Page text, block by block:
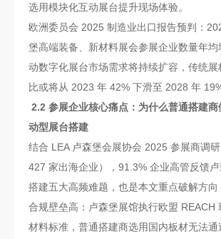
选用模块化互动展台提升现场体验。
欧洲委员会 2025 制造业出口报告预判：
堡高端装备、新材料展会参展企业数量年均
动数字化展台市场需求将持续扩容，传统展
比或将从 2023 年 42% 下滑至 2028 年 19%
2.2 参展企业核心痛点：为什么普通搭建商
动型展台搭建
结合 LEA 卢森堡会展协会 2025 参展商调
427 家出海企业），91.3% 企业高管反馈
搭建五大高频难题，也是本文重点破解方向
合规壁垒高：卢森堡展馆执行欧盟 REACH
材料标准，普通搭建商选用国内板材无法通